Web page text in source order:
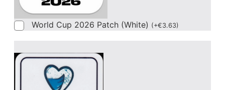
World Cup 2026 Patch (White) (+€3.63)